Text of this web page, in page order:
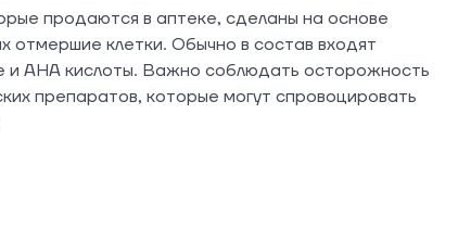
продаются в аптеке, сделаны на основе
отмершие клетки. Обычно в состав входят
и AHA кислоты. Важно соблюдать осторожность
препаратов, которые могут спровоцировать